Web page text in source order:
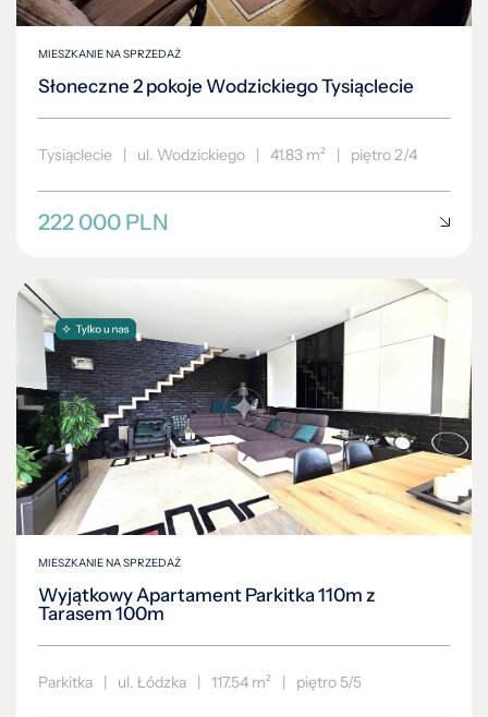
MIESZKANIE NA SPRZEDAŻ
Słoneczne 2 pokoje Wodzickiego Tysiąclecie
Tysiąclecie | ul. Wodzickiego | 41.83 m² | piętro 2/4
222 000 PLN
MIESZKANIE NA SPRZEDAŻ
Wyjątkowy Apartament Parkitka 110m z
Tarasem 100m
Parkitka ul. Łódzka 117.54 m² piętro 5/5